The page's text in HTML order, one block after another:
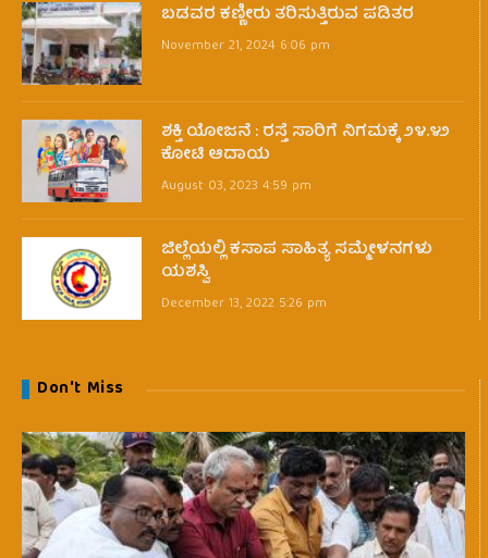
ಬಡವರ ಕಣ್ಣೀರು ತರಿಸುತ್ತಿರುವ ಪಡಿತರ
November 21, 2024 6:06 pm
ಶಕ್ತಿ ಯೋಜನೆ : ರಸ್ತೆ ಸಾರಿಗೆ ನಿಗಮಕ್ಕೆ ೨೪.೪೨
ಕೋಟಿ ಆದಾಯ
August 03, 2023 4:59 pm
ಜಿಲ್ಲೆಯಲ್ಲಿ ಕಸಾಪ ಸಾಹಿತ್ಯ ಸಮ್ಮೇಳನಗಳು
ಯಶಸ್ವಿ
December 13, 2022 5:26 pm
Don't Miss